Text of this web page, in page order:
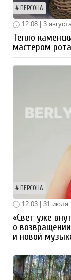
ПЕРСОНА
12:08 | 3
Тепло
мастером
ПЕРСОНА
12:03 | 31 июля
«Свет уже
о
и новой